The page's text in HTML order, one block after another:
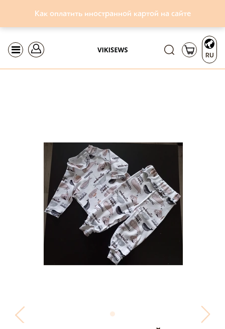
Как оплатить иностранной картой на сайте
RU